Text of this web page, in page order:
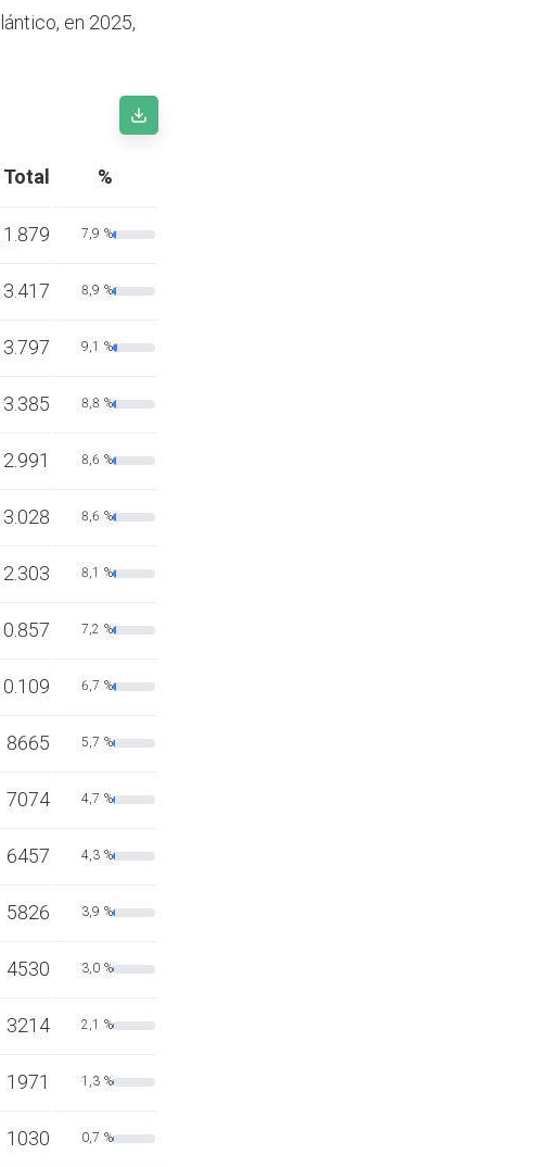
en 2025,
Total %
7,9 %
8,9 %
9,1 %
8,8 %
8,6 %
8,6 %
8,1 %
7,2 %
6,7 %
8665 5,7 %
7074 4,7 %
6457 4,3 %
5826 3,9 %
4530 3,0 %
3214 2,1 %
1971 1,3 %
1030 0,7 %